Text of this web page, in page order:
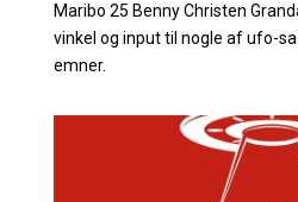
Maribo 25 Benny Christen
vinkel og input til nogle af ufo-
emner.